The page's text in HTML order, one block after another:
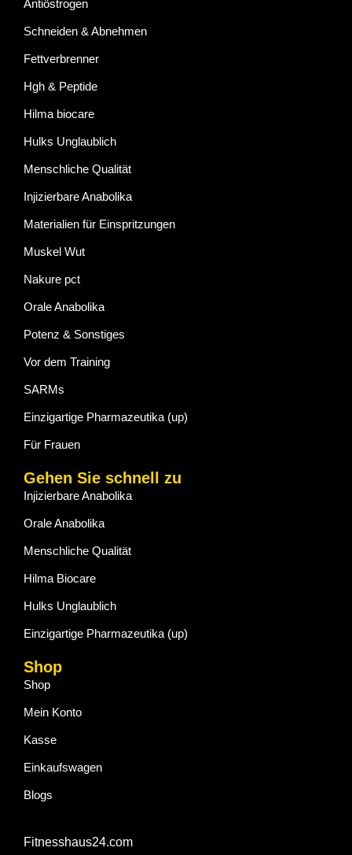
Antiöstrogen
Schneiden & Abnehmen
Fettverbrenner
Hgh & Peptide
Hilma biocare
Hulks Unglaublich
Menschliche Qualität
Injizierbare Anabolika
Materialien für Einspritzungen
Muskel Wut
Nakure pct
Orale Anabolika
Potenz & Sonstiges
Vor dem Training
SARMs
Einzigartige Pharmazeutika (up)
Für Frauen
Gehen Sie schnell zu
Injizierbare Anabolika
Orale Anabolika
Menschliche Qualität
Hilma Biocare
Hulks Unglaublich
Einzigartige Pharmazeutika (up)
Shop
Shop
Mein Konto
Kasse
Einkaufswagen
Blogs
Fitnesshaus24.com